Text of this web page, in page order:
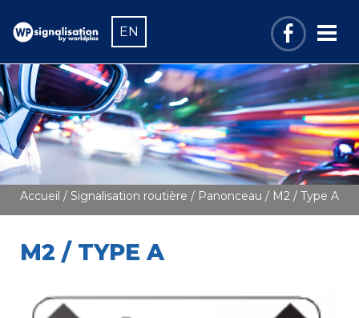
EN
Accueil / Signalisation routière / Panonceau / M2 / Type A
M2 / TYPE A